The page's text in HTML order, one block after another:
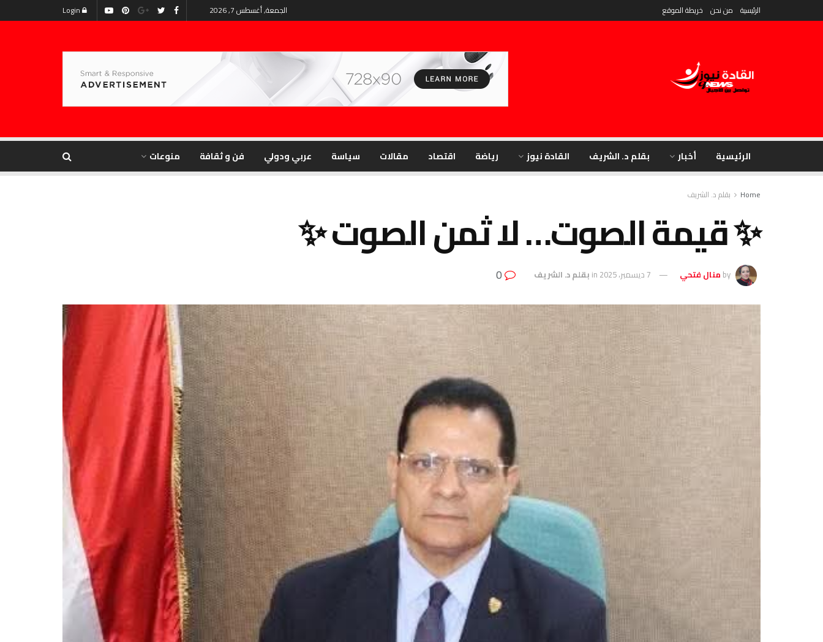
الرئيسية من نحن خريطة الموقع الجمعة, أغسطس 7, 2026
الرئيسية أخبار بقلم د. الشريف القادة نيوز رياضة اقتصاد مقالات سياسة عربي ودولي فن و ثقافة منوعات
Home بقلم د. الشريف
✨ قيمة الصوت… لا ثمن الصوت ✨
by منال فتحي 7 ديسمبر، 2025 in بقلم د. الشريف